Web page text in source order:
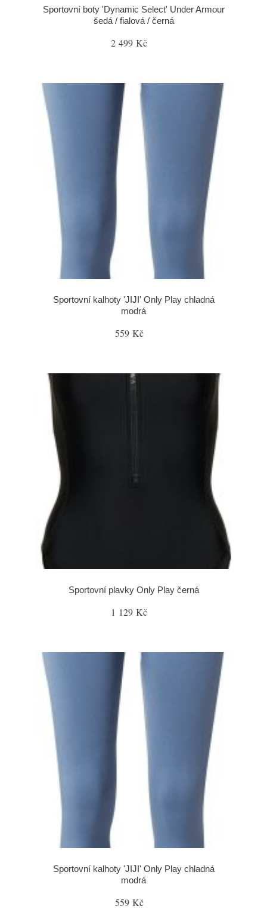
Sportovní boty 'Dynamic Select' Under Armour
šedá / fialová / černá
2 499 Kč
Sportovní kalhoty 'JIJI' Only Play chladná
modrá
559 Kč
Sportovní plavky Only Play černá
1 129 Kč
Sportovní kalhoty 'JIJI' Only Play chladná
modrá
559 Kč